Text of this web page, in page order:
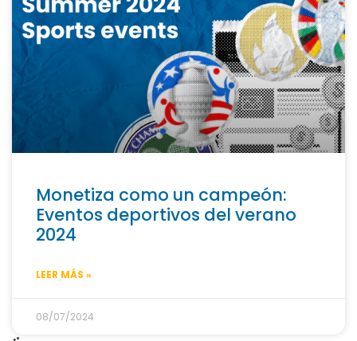
Monetiza como un campeón:
Eventos deportivos del verano
2024
LEER MÁS »
08/07/2024